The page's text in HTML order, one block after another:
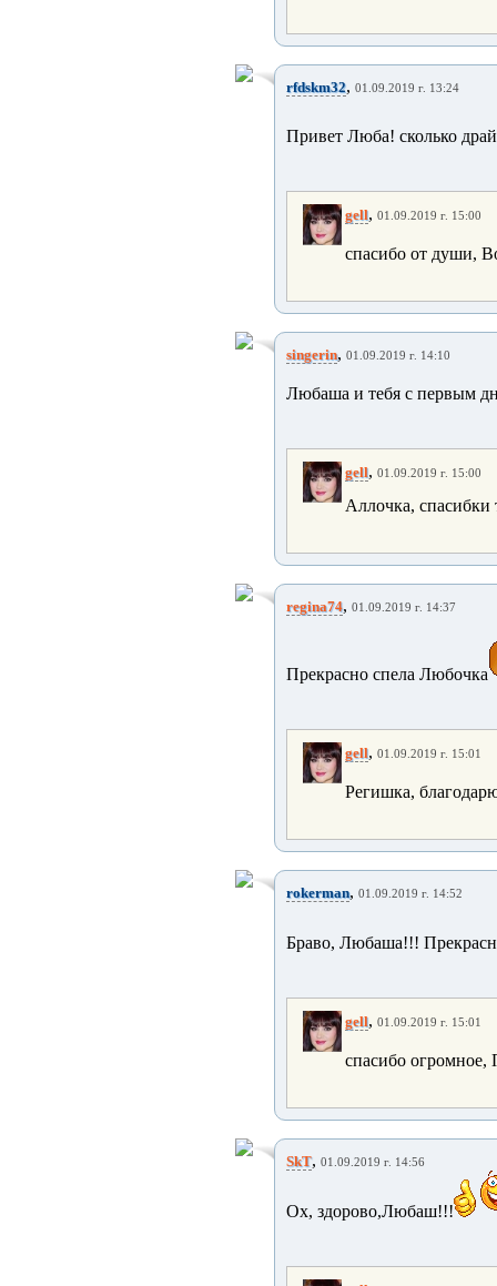
rfdskm32, 01.09.2019 г. 13:24
Привет Люба! сколько
gell, 01.09.2019 г. 15:00
спасибо от души,
singerin, 01.09.2019 г. 14:10
Любаша и тебя с первым
gell, 01.09.2019 г. 15:00
Аллочка, спасибки
regina74, 01.09.2019 г. 14:37
Прекрасно спела Любочка
gell, 01.09.2019 г. 15:01
Регишка,
rokerman, 01.09.2019 г. 14:52
Браво, Любаша!!!
gell, 01.09.2019 г. 15:01
спасибо огромное,
SkT, 01.09.2019 г. 14:56
Ох, здорово,Любаш!!!